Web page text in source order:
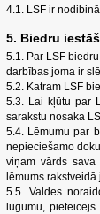
4.1. LSF ir
5. Biedru
5.1. Par LSF
darbības joma ir
5.2. Katram LSF
5.3. Lai kļūtu par
sarakstu nosaka
5.4. Lēmumu par
nepieciešamo
viņam vārds sava
lēmums
5.5. Valdes
lūgumu,